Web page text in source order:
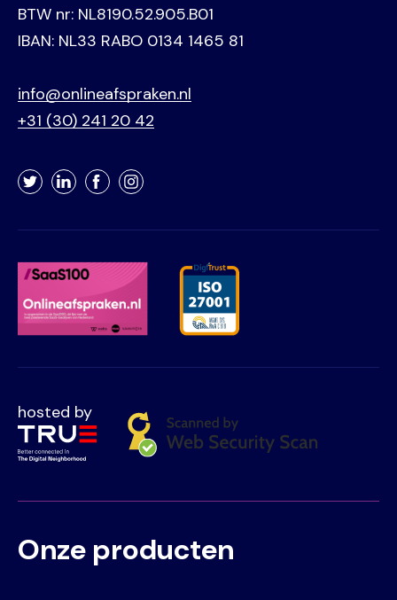
BTW nr: NL8190.52.905.B01
IBAN: NL33 RABO 0134 1465 81
info@onlineafspraken.nl
+31 (30) 241 20 42
TwitterLinkedInFacebookInstagram
hosted by
Voet
Primair
Onze producten